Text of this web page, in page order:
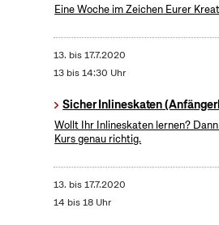
Eine Woche im Zeichen Eurer
13. bis17.7.2020
13 bis 14:30 Uhr
Sicher Inlineskaten
Wollt Ihr Inlineskaten lernen?
Kurs genau richtig.
13. bis17.7.2020
14 bis 18 Uhr